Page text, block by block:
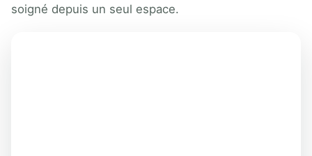
soigné depuis un seul espace.